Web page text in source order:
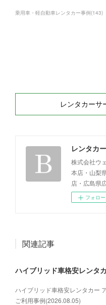
乗用車・軽自動車レンタカー事例(143)
レンタカーサ
レンタカ
株式会社ウ
本店・山梨
店・広島県
フォロー
関連記事
ハイブリッド車格安レンタカー
ご利用事例(2026.08.05)